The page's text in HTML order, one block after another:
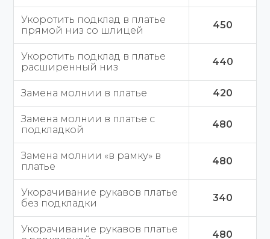
Укоротить подклад в платье
прямой низ со шлицей
450
Укоротить подклад в платье
расширенный низ
440
Замена молнии в платье 420
Замена молнии в платье с
подкладкой
480
Замена молнии «в рамку» в
платье
480
Укорачивание рукавов платье
без подкладки
340
Укорачивание рукавов платье
480